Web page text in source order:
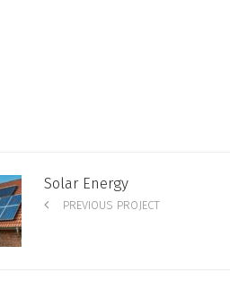
Solar Energy
PREVIOUS PROJECT